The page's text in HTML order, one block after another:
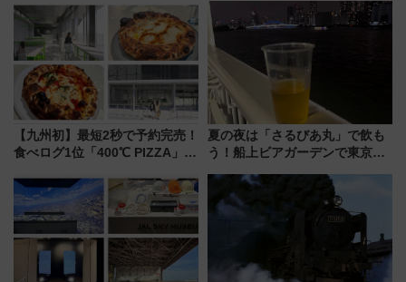
夏休みをお得に楽しむ！
内は落ち着いたゆとりある空間
に
【九州初】最短2秒で予約完売！
食べログ1位「400℃ PIZZA」が
プン。もつ鍋風など限定メニュ
ーも
夏の夜は「さるびあ丸」で飲も
う！船上ビアガーデンで東京湾
杯……工場直送生ビールや島グ
ルメが美味い